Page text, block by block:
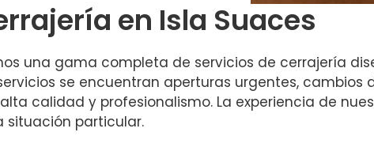
en Isla Suaces
una gama completa de servicios de cerrajería
se encuentran aperturas urgentes,
calidad y profesionalismo. La experiencia de
situación particular.